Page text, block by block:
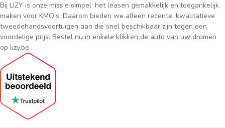
Bij LIZY is onze missie simpel: het leasen gemakkelijk en toegankelijk
maken voor KMO's. Daarom bieden we alleen recente, kwalitatieve
tweedehandsvoertuigen aan die snel beschikbaar zijn tegen een
voordelige prijs. Bestel nu in enkele klikken de auto van uw dromen
op lizy.be